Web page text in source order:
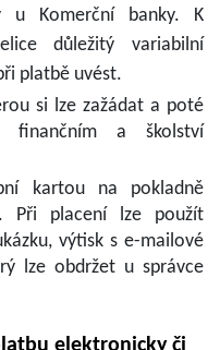
u Komerční banky. K
důležitý variabilní
platbě uvést.
si lze zažádat a poté
finančním a školství
kartou na pokladně
Při placení lze použít
výtisk s e-mailové
lze obdržet u správce
elektronicky či